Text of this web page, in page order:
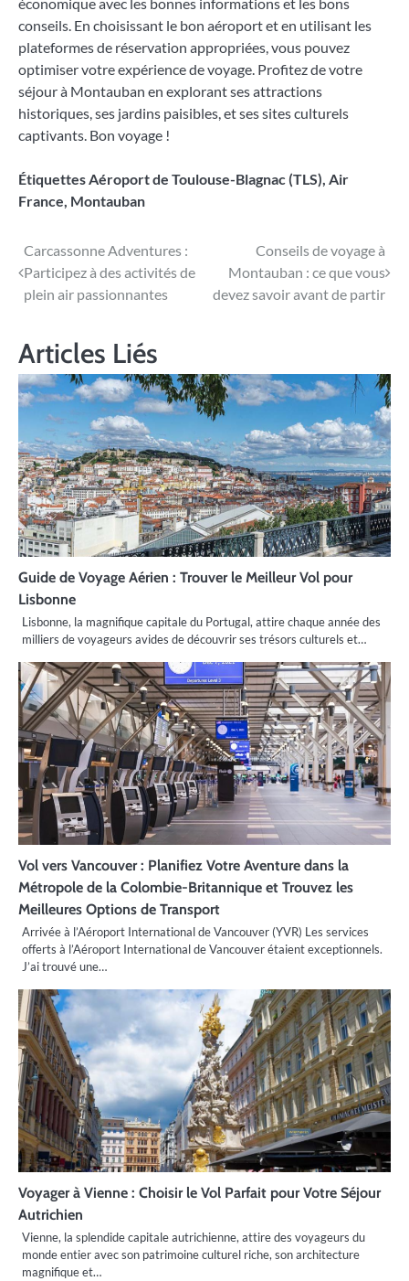
conseils. En choisissant le bon aéroport et en utilisant les
plateformes de réservation appropriées, vous pouvez
optimiser votre expérience de voyage. Profitez de votre
séjour à Montauban en explorant ses attractions
historiques, ses jardins paisibles, et ses sites culturels
captivants. Bon voyage !
ÉtiquettesAéroport de Toulouse-Blagnac (TLS), Air
France, Montauban
Navigation
de
Carcassonne Adventures :
Participez à des activités de
plein air passionnantes
Conseils de voyage à
Montauban : ce que vous
devez savoir avant de partir
Articles Liés
Guide de Voyage Aérien : Trouver le Meilleur Vol pour
Lisbonne
Lisbonne, la magnifique capitale du Portugal, attire chaque année des
milliers de voyageurs avides de découvrir ses trésors culturels et…
Vol vers Vancouver : Planifiez Votre Aventure dans la
Métropole de la Colombie-Britannique et Trouvez les
Meilleures Options de Transport
Arrivée à l’Aéroport International de Vancouver (YVR) Les services
offerts à l’Aéroport International de Vancouver étaient exceptionnels.
J’ai trouvé une…
Voyager à Vienne : Choisir le Vol Parfait pour Votre Séjour
Autrichien
Vienne, la splendide capitale autrichienne, attire des voyageurs du
monde entier avec son patrimoine culturel riche, son architecture
magnifique et…